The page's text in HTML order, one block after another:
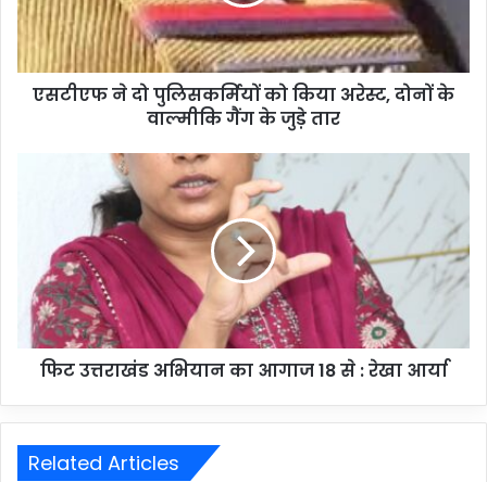
एसटीएफ ने दो पुलिसकर्मियों को किया अरेस्ट, दोनों के
वाल्मीकि गैंग के जुड़े तार
फिट उत्तराखंड अभियान का आगाज 18 से : रेखा आर्या
Related Articles